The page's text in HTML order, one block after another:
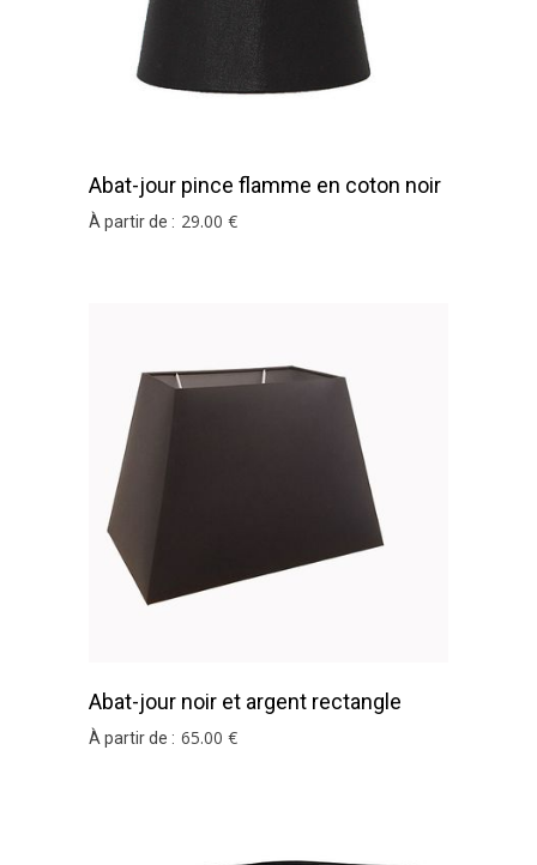
Abat-jour pince flamme en coton noir
et argent
À partir de : 29.00 €
Abat-jour noir et argent rectangle
pyramide en coton
À partir de : 65.00 €